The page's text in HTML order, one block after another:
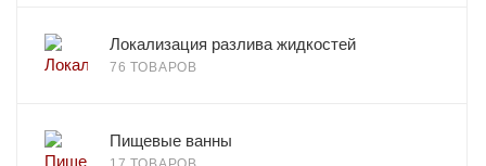
Локализация разлива жидкостей
76 ТОВАРОВ
Пищевые ванны